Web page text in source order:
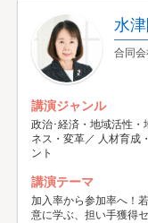
水
合同
講演ジャンル
政治･経済・地域活性
ネス・変革／ 人材育成
ント
講演テーマ
加入率から参加率へ！
意に学ぶ、担い手獲得